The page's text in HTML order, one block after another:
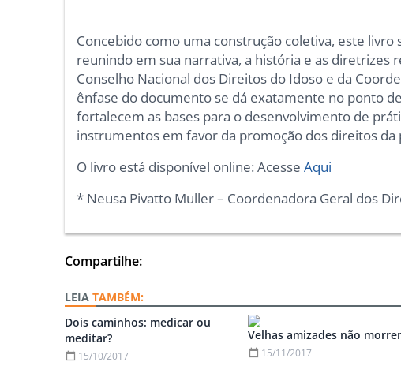
Concebido como uma construção coletiva, este
reunindo em sua narrativa, a história e as diretrizes
Conselho Nacional dos Direitos do Idoso e da
ênfase do documento se dá exatamente no ponto
fortalecem as bases para o desenvolvimento de
instrumentos em favor da promoção dos direitos da
O livro está disponível online: AcesseAqui
* Neusa Pivatto Muller – Coordenadora Geral dos
Compartilhe:
TAMBÉM:
Dois caminhos: medicar ou
meditar?
15/10/2017
Velhas amizades não
15/11/2017